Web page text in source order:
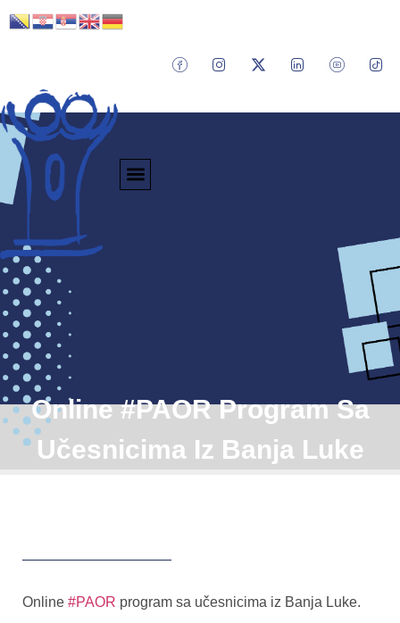
Online #PAOR Program Sa
Učesnicima Iz Banja Luke
Online #PAOR program sa učesnicima iz Banja Luke.